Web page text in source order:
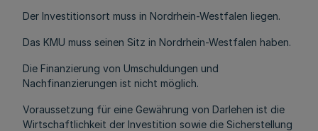
Der Investitionsort muss in Nordrhein-Westfalen liegen.
Das KMU muss seinen Sitz in Nordrhein-Westfalen haben.
Die Finanzierung von Umschuldungen und
Nachfinanzierungen ist nicht möglich.
Voraussetzung für eine Gewährung von Darlehen ist die
Wirtschaftlichkeit der Investition sowie die Sicherstellung